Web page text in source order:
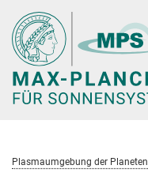
Hauptinhalt
Plasmaumgebung der Planeten